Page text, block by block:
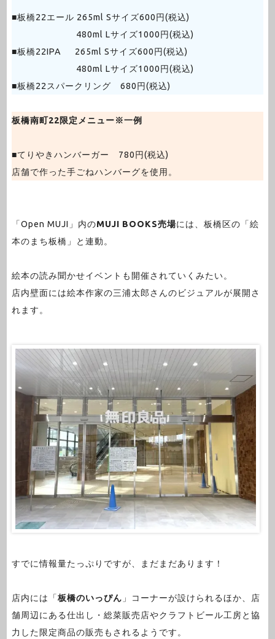
■板橋22エール 265ml Sサイズ600円(税込)
480ml Lサイズ1000円(税込)
■板橋22IPA 265ml Sサイズ600円(税込)
480ml Lサイズ1000円(税込)
■板橋22スパークリング 680円(税込)
板橋南町22限定メニュー※一例
■てりやきハンバーガー 780円(税込)
店舗で作った手ごねハンバーグを使用。
「Open MUJI」内のMUJI BOOKS売場には、板橋区の「絵
本のまち板橋」と連動。
絵本の読み聞かせイベントも開催されていくみたい。
店内壁面には絵本作家の三浦太郎さんのビジュアルが展開さ
れます。
すでに情報量たっぷりですが、まだまだあります！
店内には「板橋のいっぴん 」コーナーが設けられるほか、店
舗周辺にある仕出し・総菜販売店やクラフトビール工房と協
力した限定商品の販売もされるようです。